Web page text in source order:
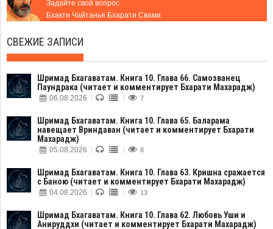
Задайте свой вопрос
Бхакти Чайтанья Бхарати Свами
СВЕЖИЕ ЗАПИСИ
Шримад Бхагаватам. Книга 10. Глава 66. Самозванец
Паундрака (читает и комментирует Бхарати Махарадж)
06.08.2026 7
Шримад Бхагаватам. Книга 10. Глава 65. Баларама
навещает Вриндаван (читает и комментирует Бхарати
Махарадж)
05.08.2026 8
Шримад Бхагаватам. Книга 10. Глава 63. Кришна сражается
с Баною (читает и комментирует Бхарати Махарадж)
04.08.2026 13
Шримад Бхагаватам. Книга 10. Глава 62. Любовь Уши и
Анируддхи (читает и комментирует Бхарати Махарадж)